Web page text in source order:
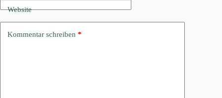
Website
Kommentar schreiben *